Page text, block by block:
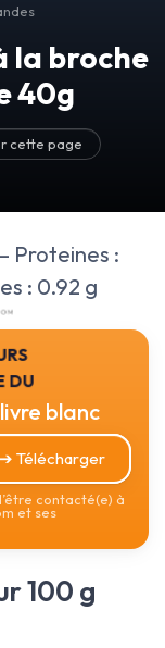
la broche
40g
cette page
Proteines :
: 0.92 g
du
blanc
➔ Télécharger
contacté(e) à
et ses
100 g